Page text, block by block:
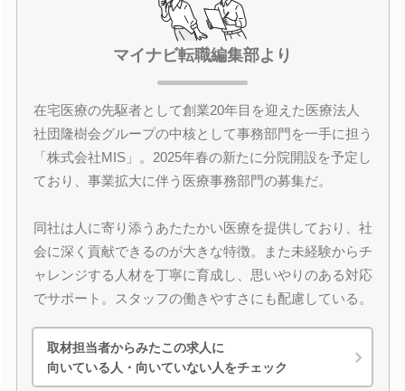
マイナビ転職編集部より
在宅医療の先駆者として創業20年目を迎えた医療法人
社団隆樹会グループの中核として事務部門を一手に担う
「株式会社MIS」。2025年春の新たに分院開設を予定し
ており、事業拡大に伴う医療事務部門の募集だ。
同社は人に寄り添うあたたかい医療を提供しており、社
会に深く貢献できるのが大きな特徴。また未経験からチ
ャレンジする人材を丁寧に育成し、思いやりのある対応
でサポート。スタッフの働きやすさにも配慮している。
取材担当者からみたこの求人に
向いている人・向いていない人をチェック